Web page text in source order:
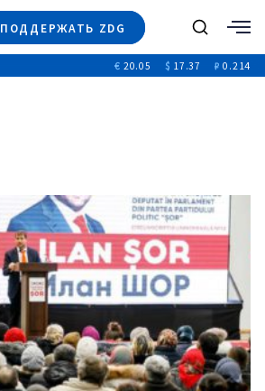
ПОДДЕРЖАТЬ ZDG
Новости
Видео
Выборы 2025
€ 20.05 $ 17.37 ₽ 0.214